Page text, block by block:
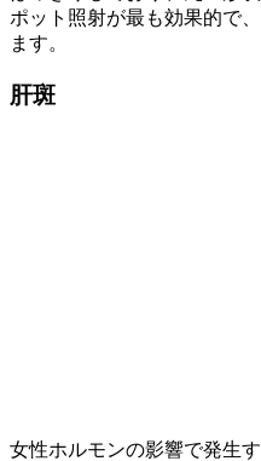
ポット照射が最も効果的で
ます。
肝斑
女性ホルモンの影響で発生